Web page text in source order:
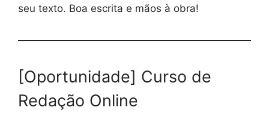
seu texto. Boa escrita e mãos à obra!
[Oportunidade] Curso de
Redação Online